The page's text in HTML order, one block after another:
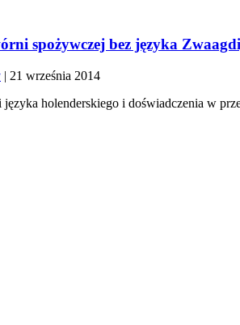
spożywczej bez języka
| 21 września 2014
holenderskiego i doświadczenia w